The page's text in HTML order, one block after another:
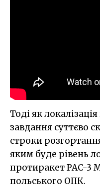
Тоді як
завдання суттєво
строки
яким буде рівень
протиракет PAC-3
польського ОПК.